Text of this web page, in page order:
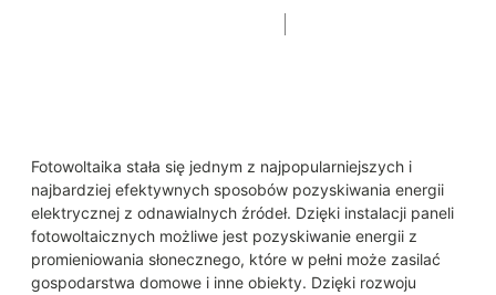
Fotowoltaika stała się jednym z najpopularniejszych i
najbardziej efektywnych sposobów pozyskiwania energii
elektrycznej z odnawialnych źródeł. Dzięki instalacji paneli
fotowoltaicznych możliwe jest pozyskiwanie energii z
promieniowania słonecznego, które w pełni może zasilać
gospodarstwa domowe i inne obiekty. Dzięki rozwoju